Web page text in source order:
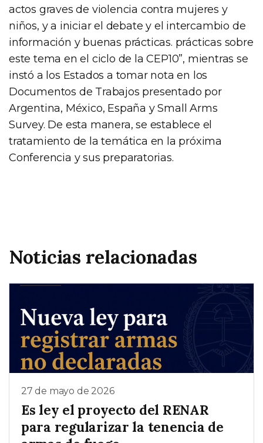
actos graves de violencia contra mujeres y
niños, y a iniciar el debate y el intercambio de
información y buenas prácticas. prácticas sobre
este tema en el ciclo de la CEP10”, mientras se
instó a los Estados a tomar nota en los
Documentos de Trabajos presentado por
Argentina, México, España y Small Arms
Survey. De esta manera, se establece el
tratamiento de la temática en la próxima
Conferencia y sus preparatorias.
Noticias relacionadas
27 de mayo de 2026
Es ley el proyecto del RENAR
para regularizar la tenencia de